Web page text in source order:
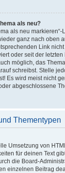
als neu?
als neu
ganz nach oben
Link
oder seit der
möglich, das
schreibst. Stelle
Es wird meist nicht
abgeschlossene
Thementypen
Umsetzung von
für deinen Text
die Board-
einzelnen Beitrag